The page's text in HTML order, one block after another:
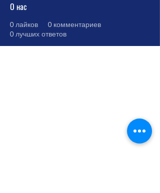
О нас
0 лайков 0 комментариев
0 лучших ответов
Termos e Condições Política da loja Política